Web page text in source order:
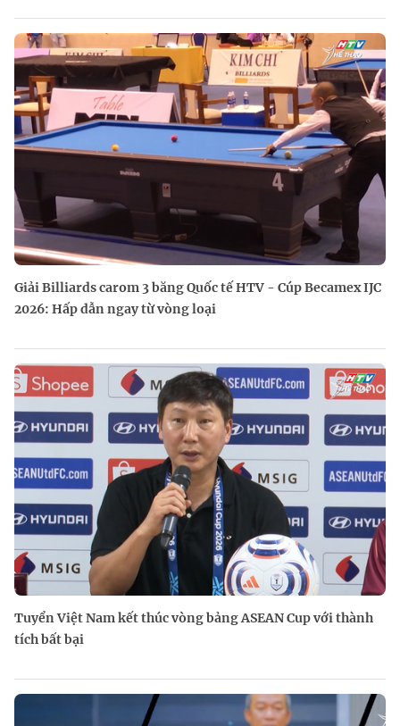
Giải Billiards carom 3 băng Quốc tế HTV - Cúp Becamex IJC
2026: Hấp dẫn ngay từ vòng loại
Tuyển Việt Nam kết thúc vòng bảng ASEAN Cup với thành
tích bất bại